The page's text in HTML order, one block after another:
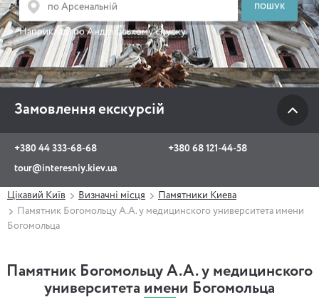
Наприклад:по Андріївському спуску
Замовлення екскурсій
+380 44 333-68-68
+380 68 121-44-58
tour@interesniy.kiev.ua
+380 68 121-44-58
tour@interesniy.kiev.ua
з 10.00 до 19:30 щоденно
Viber WhatsApp
Цікавий Київ Визначні місця
Памятники Киева
Памятник Богомольцу А.А. у медицинского университета имени
Богомольца
Памятник Богомольцу А.А. у медицинского
университета имени Богомольца